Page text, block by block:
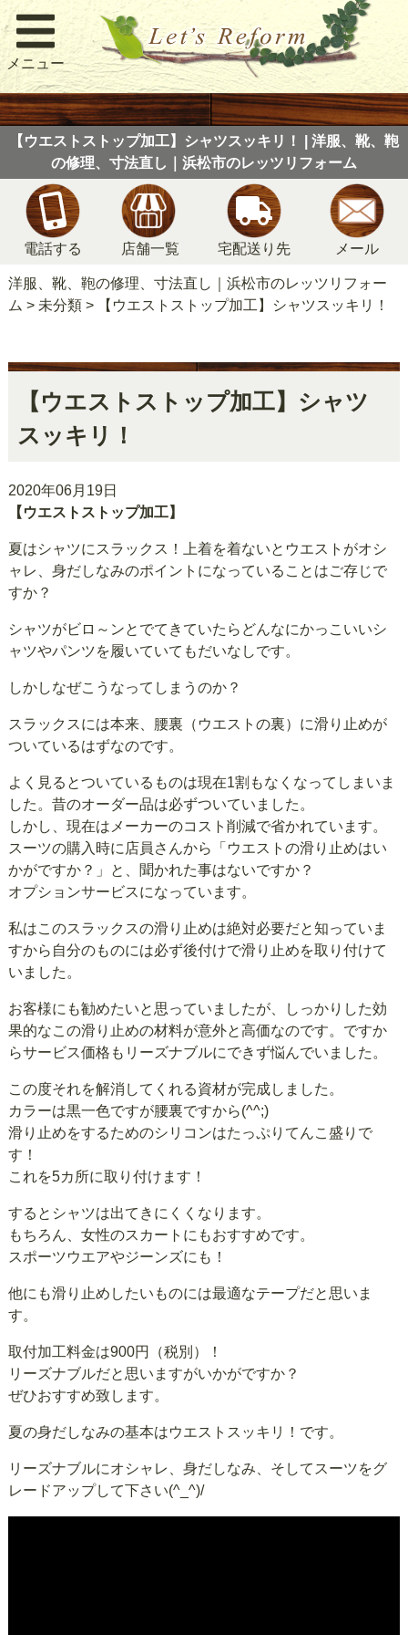
メニュー
【ウエストストップ加工】シャツスッキリ！ | 洋服、靴、鞄
の修理、寸法直し｜浜松市のレッツリフォーム
電話する 店舗一覧 宅配送り先 メール
洋服、靴、鞄の修理、寸法直し｜浜松市のレッツリフォー
ム > 未分類> 【ウエストストップ加工】シャツスッキリ！
【ウエストストップ加工】シャツ
スッキリ！
2020年06月19日
【ウエストストップ加工】
夏はシャツにスラックス！上着を着ないとウエストがオシ
ャレ、身だしなみのポイントになっていることはご存じで
すか？
シャツがビロ～ンとでてきていたらどんなにかっこいいシ
ャツやパンツを履いていてもだいなしです。
しかしなぜこうなってしまうのか？
スラックスには本来、腰裏（ウエストの裏）に滑り止めが
ついているはずなのです。
よく見るとついているものは現在1割もなくなってしまいま
した。昔のオーダー品は必ずついていました。
しかし、現在はメーカーのコスト削減で省かれています。
スーツの購入時に店員さんから「ウエストの滑り止めはい
かがですか？」と、聞かれた事はないですか？
オプションサービスになっています。
私はこのスラックスの滑り止めは絶対必要だと知っていま
すから自分のものには必ず後付けで滑り止めを取り付けて
いました。
お客様にも勧めたいと思っていましたが、しっかりした効
果的なこの滑り止めの材料が意外と高価なのです。ですか
らサービス価格もリーズナブルにできず悩んでいました。
この度それを解消してくれる資材が完成しました。
カラーは黒一色ですが腰裏ですから(^^;)
滑り止めをするためのシリコンはたっぷりてんこ盛りで
す！
これを5カ所に取り付けます！
するとシャツは出てきにくくなります。
もちろん、女性のスカートにもおすすめです。
スポーツウエアやジーンズにも！
他にも滑り止めしたいものには最適なテープだと思いま
す。
取付加工料金は900円（税別）！
リーズナブルだと思いますがいかがですか？
ぜひおすすめ致します。
夏の身だしなみの基本はウエストスッキリ！です。
リーズナブルにオシャレ、身だしなみ、そしてスーツをグ
レードアップして下さい(^_^)/